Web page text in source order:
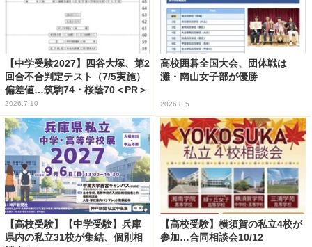
【中学受験2027】四谷大塚、第2
回合不合判定テスト（7/5実施）
偏差値…筑駒74・桜蔭70＜PR＞
2026.7.10
高校囲碁全国大会、団体戦は
灘・南山女子部が優勝
2026.8.5
【高校受験】【中学受験】兵庫
県内の私立31校が集結、個別相
【高校受験】横須賀の私立4校が
参加…合同相談会10/12